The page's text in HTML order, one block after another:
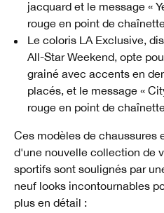
jacquard et le message «
rouge en point de
Le coloris LA Exclusive,
All-Star Weekend, opte
grainé avec accents en
placés, et le message «
rouge en point de
Ces modèles de chaussures
d'une nouvelle collection de
sportifs sont soulignés par
neuf looks incontournables
plus en détail :